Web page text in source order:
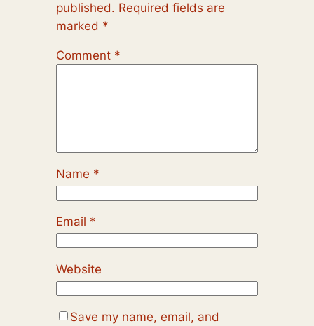
published. Required fields are
marked *
Comment *
Name *
Email *
Website
Save my name, email, and